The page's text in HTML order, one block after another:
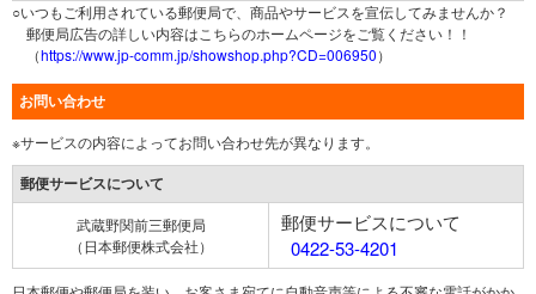
○いつもご利用されている郵便局で、商品やサービスを宣伝してみませんか？
郵便局広告の詳しい内容はこちらのホームページをご覧ください！！
（https://www.jp-comm.jp/showshop.php?CD=006950）
お問い合わせ
※サービスの内容によってお問い合わせ先が異なります。
郵便サービスについて
武蔵野関前三郵便局
（日本郵便株式会社）
郵便サービスについて
0422-53-4201